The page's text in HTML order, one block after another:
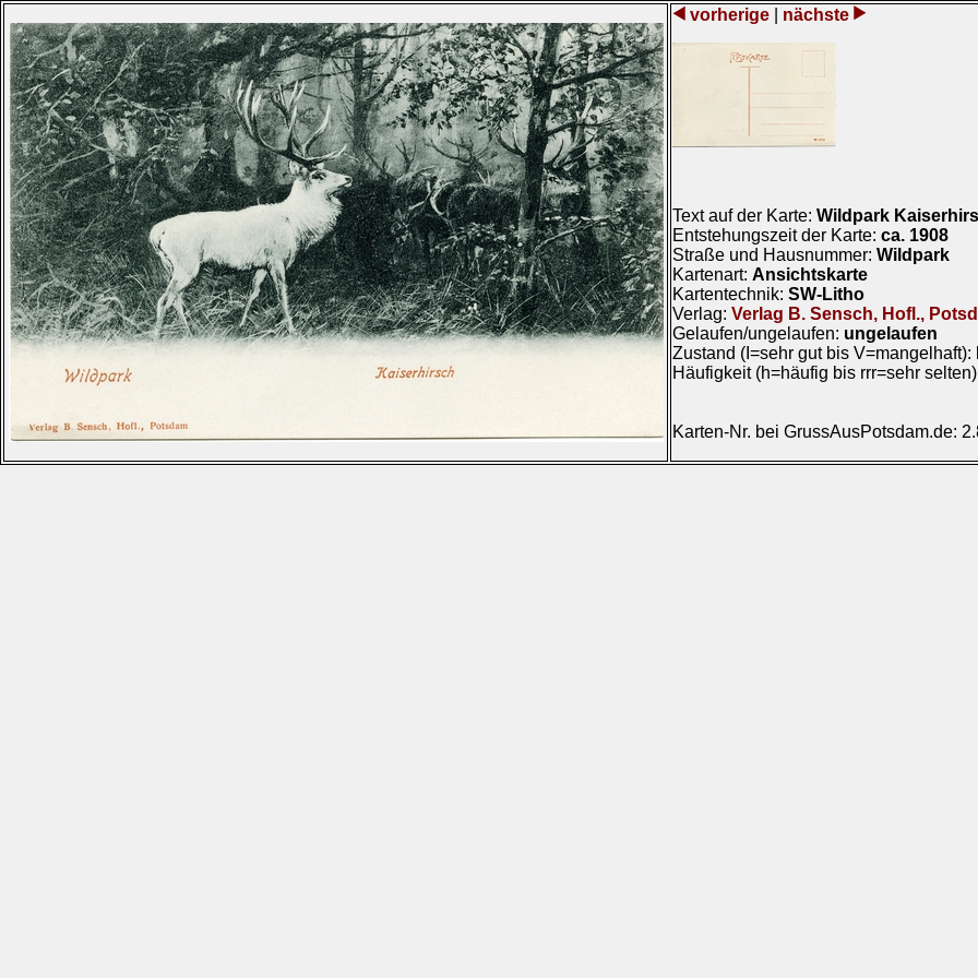
vorherige nächste
Text auf der Karte: Wildpark
Entstehungszeit der Karte: ca. 1908
Straße und Hausnummer: Wildpark
Kartenart: Ansichtskarte
Kartentechnik: SW-Litho
Verlag: Verlag B. Sensch, Hofl.,
Gelaufen/ungelaufen: ungelaufen
Zustand (I=sehr gut bis V=mangelhaft):
Häufigkeit (h=häufig bis rrr=sehr
Karten-Nr. bei GrussAusPotsdam.de: